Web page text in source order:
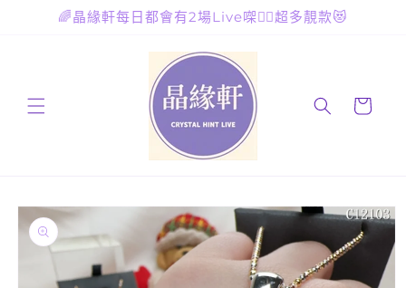
跳至內🌈晶緣軒每日都會有2場Live㗎🙋‍♀️超多靚款😻
物
略過產
品資訊